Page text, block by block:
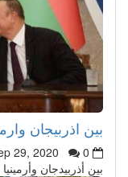
بين اذربيجان
Sep 29, 2020
0
بين أذربيدجان وأرمينيا ..